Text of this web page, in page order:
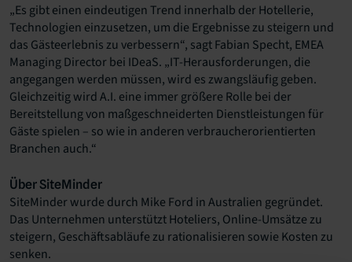
„Es gibt einen eindeutigen Trend innerhalb der Hotellerie,
Technologien einzusetzen, um die Ergebnisse zu steigern und
das Gästeerlebnis zu verbessern“, sagt Fabian Specht, EMEA
Managing Director bei IDeaS. „IT-Herausforderungen, die
angegangen werden müssen, wird es zwangsläufig geben.
Gleichzeitig wird A.I. eine immer größere Rolle bei der
Bereitstellung von maßgeschneiderten Dienstleistungen für
Gäste spielen – so wie in anderen verbraucherorientierten
Branchen auch.“
Über SiteMinder
SiteMinder wurde durch Mike Ford in Australien gegründet.
Das Unternehmen unterstützt Hoteliers, Online-Umsätze zu
steigern, Geschäftsabläufe zu rationalisieren sowie Kosten zu
senken.